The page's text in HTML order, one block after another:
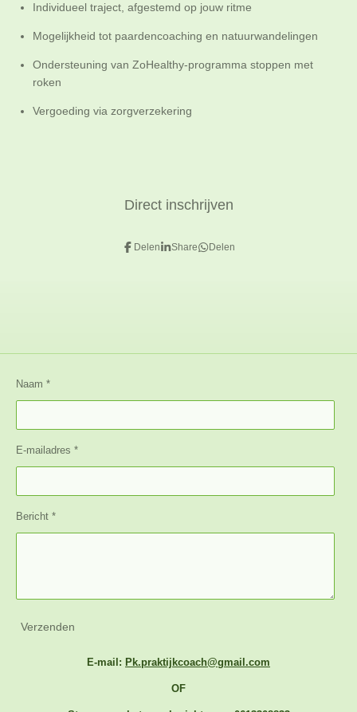
Individueel traject, afgestemd op jouw ritme
Mogelijkheid tot paardencoaching en natuurwandelingen
Ondersteuning van ZoHealthy-programma stoppen met
roken
Vergoeding via zorgverzekering
Direct inschrijven
Delen Share Delen
Naam *
E-mailadres *
Bericht *
Verzenden
E-mail: Pk.praktijkcoach@gmail.com
OF